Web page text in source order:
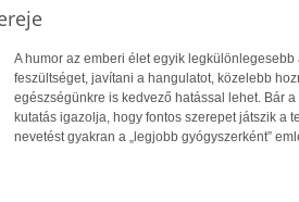
A humor az emberi élet egyik
feszültséget, javítani a hangulatot, közelebb
egészségünkre is kedvező hatással lehet. Bár
kutatás igazolja, hogy fontos szerepet játszik a
nevetést gyakran a „legjobb gyógyszerként”